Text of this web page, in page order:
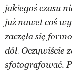
jakiegoś czasu
już nawet coś
zaczęła się
dół. Oczywiście
sfotografować.